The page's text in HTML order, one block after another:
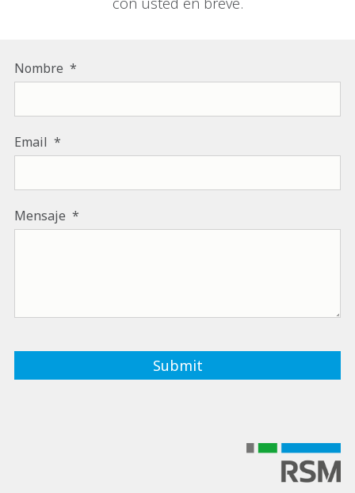
Nombre
Email
Mensaje